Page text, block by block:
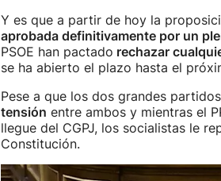
Y es que a partir de hoy la
aprobada definitivamente por un
PSOE han pactado rechazar
se ha abierto el plazo hasta el
Pese a que los dos grandes
tensión entre ambos y mientras el
llegue del CGPJ, los socialistas le
Constitución.